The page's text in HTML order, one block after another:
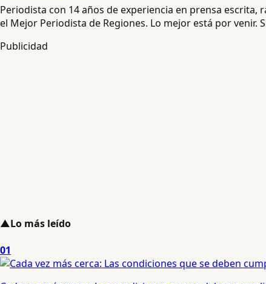
Periodista con 14 años de experiencia en prensa escrita,
el Mejor Periodista de Regiones. Lo mejor está por venir.
Publicidad
▲Lo más leído
01